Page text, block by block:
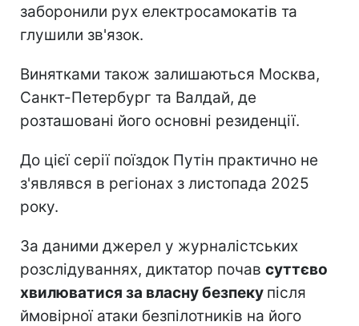
заборонили рух електросамокатів та
глушили зв'язок.
Винятками також залишаються Москва,
Санкт-Петербург та Валдай, де
розташовані його основні резиденції.
До цієї серії поїздок Путін практично не
з'являвся в регіонах з листопада 2025
року.
За даними джерел у журналістських
розслідуваннях, диктатор почав суттєво
хвилюватися за власну безпеку після
ймовірної атаки безпілотників на його